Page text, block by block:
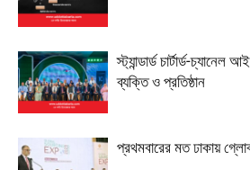
স্ট্যান্ডার্ড চার্টার্ড-
ব্যক্তি ও প্রতিষ্ঠান
প্রথমবারের মত ঢাকায়